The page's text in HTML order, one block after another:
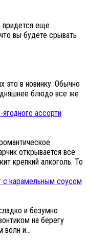
придется еще
вы будете срывать
это в новинку. Обычно
блюдо все же
открывается все
крепкий алкоголь. То
и безумно
на берегу
волн и...